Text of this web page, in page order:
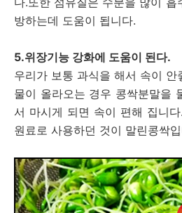
방하는데 도움이 됩니다.
5.위장기능 강화에 도움이 된다.
우리가 보통 과식을 해서 속이 안
물이 올라오는 경우 콩싹분말을
서 마시게 되면 속이 편해 집니
원료로 사용하던 것이 말린콩싹